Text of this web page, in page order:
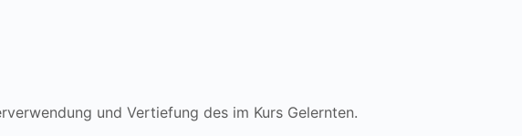
und Vertiefung des im Kurs Gelernten.